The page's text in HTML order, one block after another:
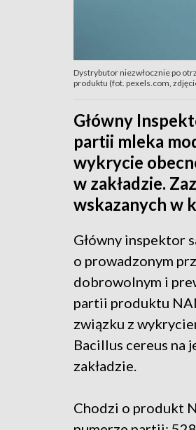
Dystrybutor niezwłocznie po
produktu (fot. pexels.com,
Główny
partii mleka
wykrycie
w zakładzie.
wskazanych w
Główny inspektor
o prowadzonym
dobrowolnym i
partii produktu
związku z
Bacillus cereus na
zakładzie.
Chodzi o produkt